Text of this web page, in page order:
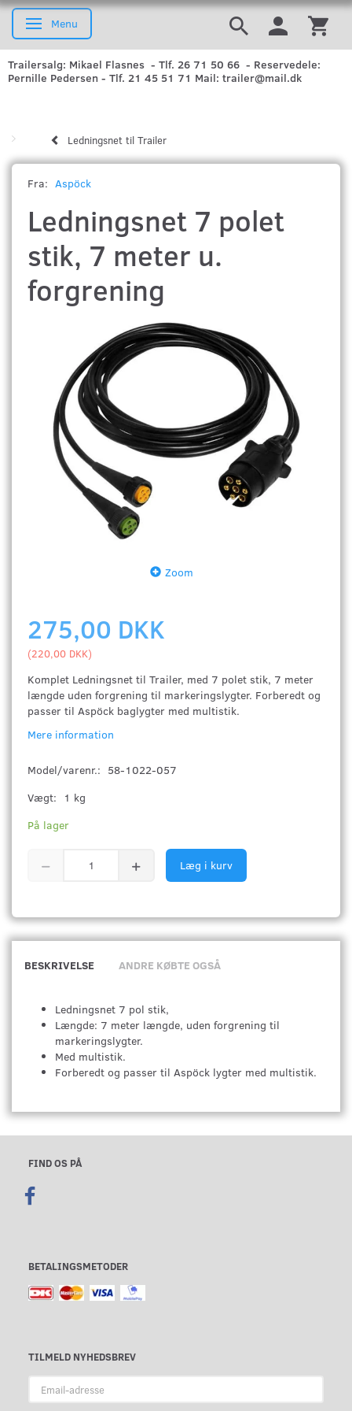
Skifte navigation
Menu
Trailersalg: Mikael Flasnes - Tlf. 26 71 50 66 - Reservedele:
Pernille Pedersen - Tlf. 21 45 51 71 Mail: trailer@mail.dk
Ledningsnet til Trailer
Fra: Aspöck
Ledningsnet 7 polet
stik, 7 meter u.
forgrening
Zoom
275,00 DKK
(220,00 DKK)
Komplet Ledningsnet til Trailer, med 7 polet stik, 7 meter
længde uden forgrening til markeringslygter. Forberedt og
passer til Aspöck baglygter med multistik.
Mere information
Model/varenr.: 58-1022-057
Vægt:
1 kg
På lager
Læg i kurv
BESKRIVELSE ANDRE KØBTE OGSÅ
Ledningsnet 7 pol stik,
Længde: 7 meter længde, uden forgrening til
markeringslygter.
Med multistik.
Forberedt og passer til Aspöck lygter med multistik.
FIND OS PÅ
BETALINGSMETODER
TILMELD NYHEDSBREV
adresse